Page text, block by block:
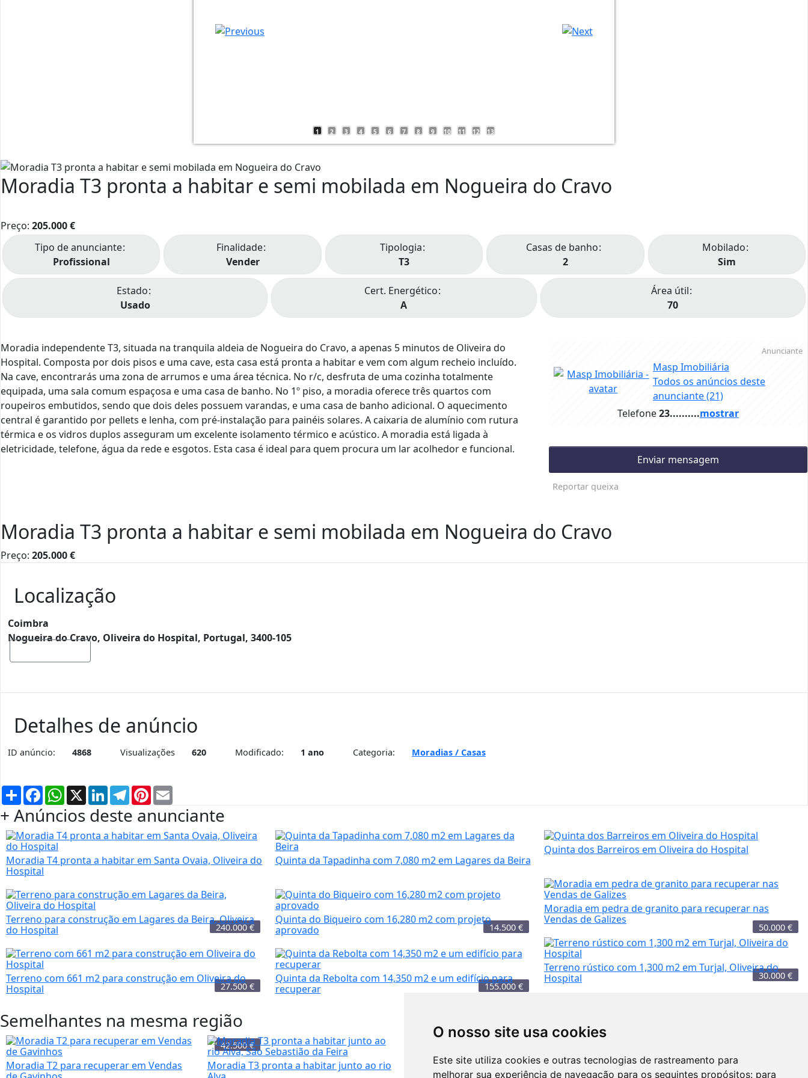
O nosso site usa cookies
Este site utiliza cookies e outras tecnologias de rastreamento para
melhorar sua experiência de navegação para os seguintes propósitos: para
1 2 3 4 5 6 7 8 9 10 11 12 13
Moradia T3 pronta a habitar e semi mobilada em Nogueira do Cravo
Preço: 205.000€
Tipo de anunciante
Profissional
Finalidade
Vender
Tipologia
T3
Casas de banho
2
Mobilado
Sim
Estado
Usado
Cert. Energético
A
Área útil
70
Moradia independente T3, situada na tranquila aldeia de Nogueira do Cravo, a apenas 5 minutos de Oliveira do
Hospital. Composta por dois pisos e uma cave, esta casa está pronta a habitar e vem com algum recheio incluído.
Na cave, encontrarás uma zona de arrumos e uma área técnica. No r/c, desfruta de uma cozinha totalmente
equipada, uma sala comum espaçosa e uma casa de banho. No 1º piso, a moradia oferece três quartos com
roupeiros embutidos, sendo que dois deles possuem varandas, e uma casa de banho adicional. O aquecimento
central é garantido por pellets e lenha, com pré-instalação para painéis solares. A caixaria de alumínio com rutura
térmica e os vidros duplos asseguram um excelente isolamento térmico e acústico. A moradia está ligada à
eletricidade, telefone, água da rede e esgotos. Esta casa é ideal para quem procura um lar acolhedor e funcional.
Telefone23..........mostrar
Anunciante
Masp Imobiliária
Todos os anúncios deste
anunciante(21)
Enviar mensagem
Reportar queixa
Moradia T3 pronta a habitar e semi mobilada em Nogueira do Cravo
Preço: 205.000€
Localização
Coimbra
Nogueira do Cravo, Oliveira do Hospital, Portugal, 3400-105
Detalhes de anúncio
ID anúncio: 4868 Visualizações 620 Modificado: 1 ano Categoria: Moradias / Casas
PartilharFacebookWhatsApp
X LinkedInTelegram
Pinterest
+ Anúncios deste anunciante
Moradia T4 pronta a habitar em Santa Ovaia, Oliveira do
Hospital
240.000 €
Terreno para construção em Lagares da Beira, Oliveira
do Hospital
27.500 €
Terreno com 661 m2 para construção em Oliveira do
Hospital
42.500 €
Quinta da Tapadinha com 7,080 m2 em Lagares da Beira
14.500 €
Quinta do Biqueiro com 16,280 m2 com projeto
aprovado
155.000 €
Quinta da Rebolta com 14,350 m2 e um edifício para
recuperar
Quinta dos Barreiros em Oliveira do Hospital
50.000 €
Moradia em pedra de granito para recuperar nas
Vendas de Galizes
30.000 €
Terreno rústico com 1,300 m2 em Turjal, Oliveira do
Hospital
Semelhantes na mesma região
Moradia T2 para recuperar em Vendas
Moradia T3 pronta a habitar junto ao rio
Quinta 'off grid' com casa e anexo
Moradia em pedra de granito para